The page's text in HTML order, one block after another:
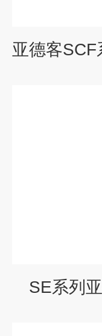
SE系列